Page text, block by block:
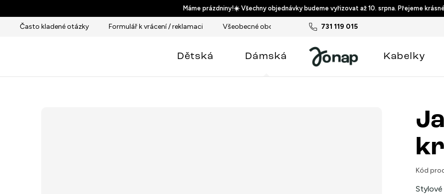
na
obsah
Máme prázdniny!☀️ Všechny objednávky budeme vyřizovat až 10. srpna. Přejeme
731 119 015
Často kladené otázky Formulář k vrácení / reklamaci Všeobecné obchodní podmínky Podmínky ochrany osobních
Dětská Dámská Kabelky
Kód
Stylové